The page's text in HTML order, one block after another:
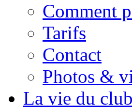
Comment
Tarifs
Contact
Photos &
La vie du club